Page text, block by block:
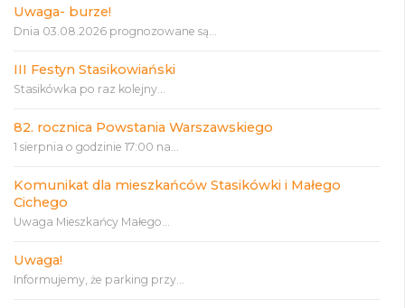
Uwaga- burze!
Dnia 03.08.2026 prognozowane są...
III Festyn Stasikowiański
Stasikówka po raz kolejny...
82. rocznica Powstania Warszawskiego
1 sierpnia o godzinie 17:00 na...
Komunikat dla mieszkańców Stasikówki i Małego
Cichego
Uwaga Mieszkańcy Małego...
Uwaga!
Informujemy, że parking przy...